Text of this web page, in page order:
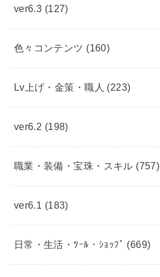
ver6.3 (127)
色々コンテンツ (160)
Lv上げ・金策・職人 (223)
ver6.2 (198)
職業・装備・宝珠・スキル (757)
ver6.1 (183)
日常・生活・ﾂｰﾙ・ｼｮｯﾌﾟ (669)